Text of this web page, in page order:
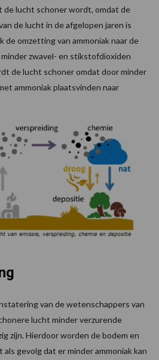
lucht schoner wordt, omdat de
de lucht in de afgelopen jaren is
de omzetting van ammoniak naar de
zwavel- en stikstofdioxiden
de lucht schoner omdat door minder
ammoniak plaatsvinden naar
van de wetenschappers van
lucht minder verzurende
zijn. Hierdoor worden de bodem en
gevolg dat er minder ammoniak kan